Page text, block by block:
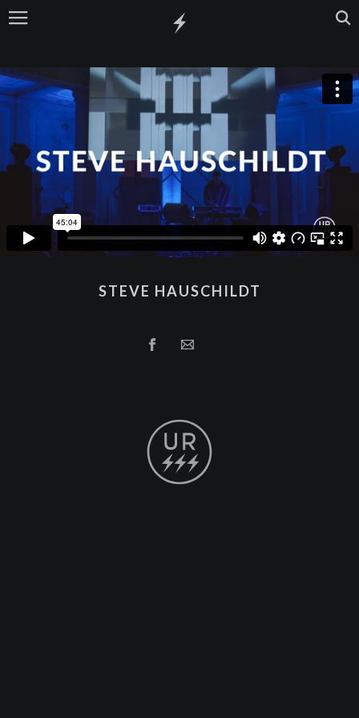
STEVE HAUSCHILDT